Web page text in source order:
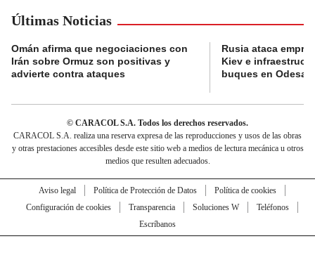
Últimas Noticias
Omán afirma que negociaciones con
Irán sobre Ormuz son positivas y
advierte contra ataques
Rusia ataca
Kiev e
buques en Odesa
© CARACOL S.A. Todos los derechos reservados.
CARACOL S.A. realiza una reserva expresa de las reproducciones y usos de las obras
y otras prestaciones accesibles desde este sitio web a medios de lectura mecánica u otros
medios que resulten adecuados.
Aviso legal Política de Protección de Datos
Política de cookies
Configuración de cookies
Transparencia Soluciones W
Teléfonos
Escríbanos